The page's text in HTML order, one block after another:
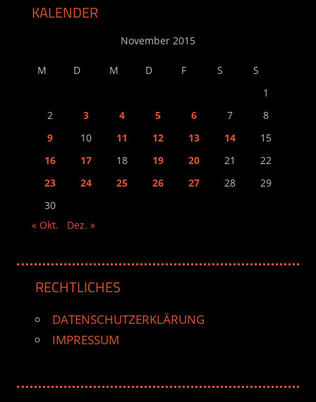
KALENDER
November 2015
M D M D F S
S
1
2
3 4 5 6 7
8
9
10 11 12 13 14
15
16
17 18 19 20 21
22
23
24 25 26 27 28
29
30
« Okt.
Dez. »
RECHTLICHES
DATENSCHUTZERKLÄRUNG
IMPRESSUM